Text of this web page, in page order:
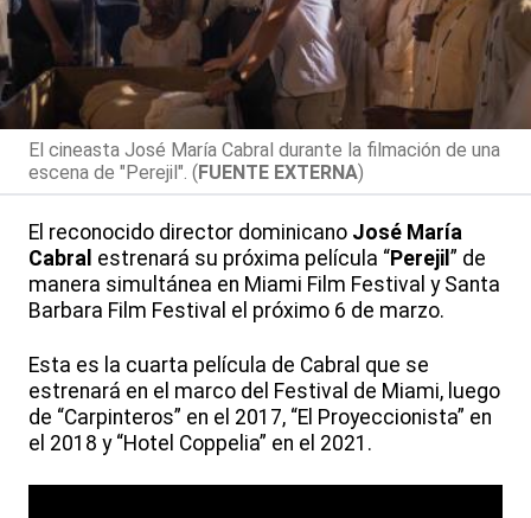
El cineasta José María Cabral durante la filmación de una
escena de "Perejil". (FUENTE EXTERNA)
El reconocido director dominicano José María
Cabral estrenará su próxima película “Perejil ” de
manera simultánea en Miami Film Festival y Santa
Barbara Film Festival el próximo 6 de marzo.
Esta es la cuarta película de Cabral que se
estrenará en el marco del Festival de Miami, luego
de “Carpinteros” en el 2017, “El Proyeccionista” en
el 2018 y “Hotel Coppelia” en el 2021.